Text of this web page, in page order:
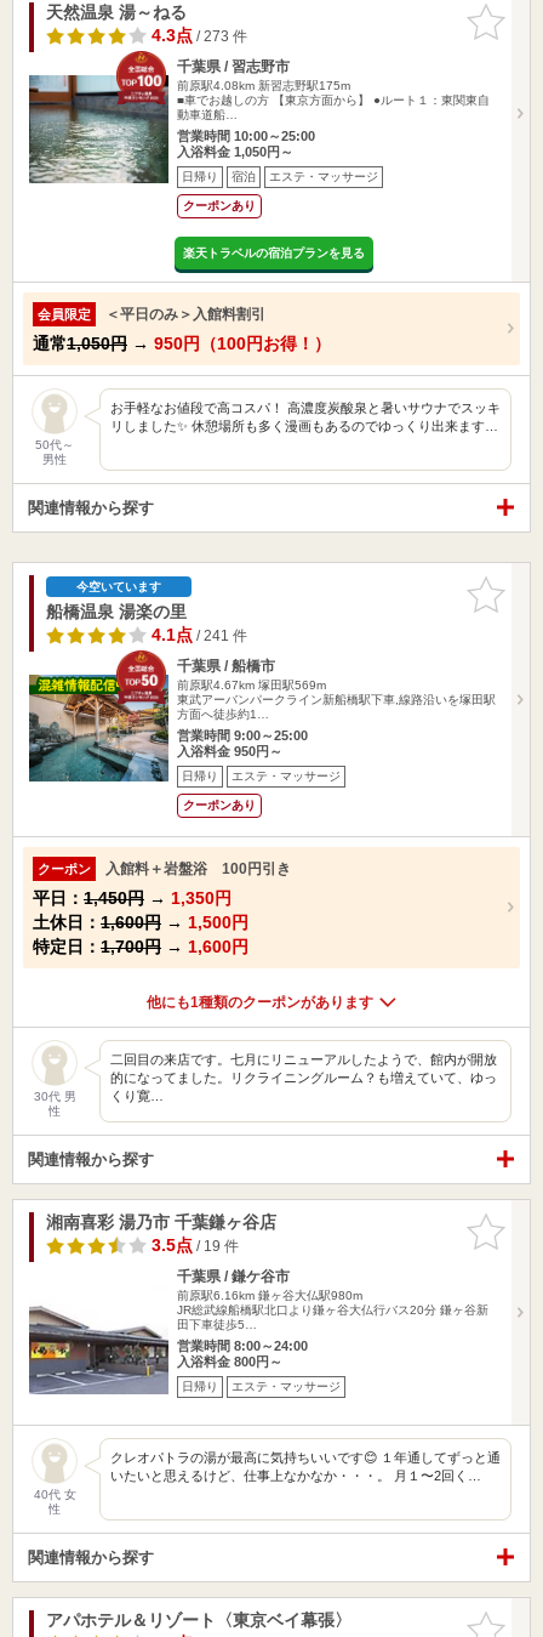
お気に入
りに追加
天然温泉 湯～ねる
4.3点/ 273 件
千葉県 / 習志野市
前原駅4.08km 新習志野駅175m
■車でお越しの方 【東京方面から】 ●ルート１：東関東自
動車道船…
営業時間 10:00～25:00
入浴料金 1,050円～
日帰り 宿泊 エステ・マッサージ
クーポンあり
楽天トラベルの宿泊プランを見る
会員限定 ＜平日のみ＞入館料割引
通常1,050円 → 950円（100円お得！）
50代～
男性
お手軽なお値段で高コスパ！ 高濃度炭酸泉と暑いサウナでスッキ
リしました✨ 休憩場所も多く漫画もあるのでゆっくり出来ます…
関連情報から探す
お気に入
りに追加
今空いています
船橋温泉 湯楽の里
4.1点/ 241 件
千葉県 / 船橋市
前原駅4.67km 塚田駅569m
東武アーバンパークライン新船橋駅下車,線路沿いを塚田駅
方面へ徒歩約1…
営業時間 9:00～25:00
入浴料金 950円～
日帰り エステ・マッサージ
クーポンあり
クーポン 入館料＋岩盤浴 100円引き
平日： 1,450円 → 1,350円
土休日： 1,600円 → 1,500円
特定日： 1,700円 → 1,600円
他にも1種類のクーポンがあります
30代 男
性
二回目の来店です。七月にリニューアルしたようで、館内が開放
的になってました。リクライニングルーム？も増えていて、ゆっ
くり寛…
関連情報から探す
お気に入
りに追加
湘南喜彩 湯乃市 千葉鎌ヶ谷店
3.5点/ 19 件
千葉県 / 鎌ケ谷市
前原駅6.16km 鎌ヶ谷大仏駅980m
JR総武線船橋駅北口より鎌ヶ谷大仏行バス20分 鎌ヶ谷新
田下車徒歩5…
営業時間 8:00～24:00
入浴料金 800円～
日帰り エステ・マッサージ
40代 女
性
クレオパトラの湯が最高に気持ちいいです😊 １年通してずっと通
いたいと思えるけど、仕事上なかなか・・・。 月１〜2回く…
関連情報から探す
お気に入
アパホテル＆リゾート〈東京ベイ幕張〉